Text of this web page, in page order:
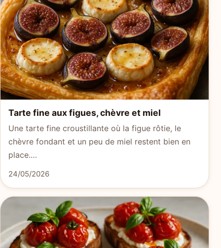
Tarte fine aux figues, chèvre et miel
Une tarte fine croustillante où la figue rôtie, le
chèvre fondant et un peu de miel restent bien en
place.…
24/05/2026